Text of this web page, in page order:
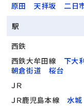
原田
天拝坂 二日
駅
西鉄
西鉄大牟田線
下大
朝倉街道
桜台
ＪＲ
ＪＲ鹿児島本線
水城